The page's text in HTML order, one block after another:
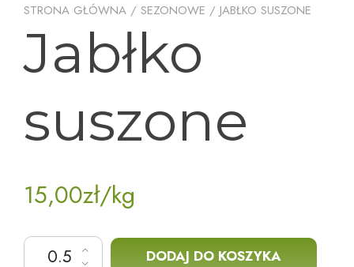
STRONA GŁÓWNA / SEZONOWE / JABŁKO SUSZONE
Jabłko
suszone
15,00zł/kg
ilość Jabłko suszone
DODAJ DO KOSZYKA